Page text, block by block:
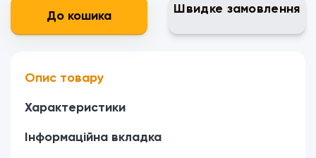
До кошика Швидке замовлення
Опис товару
Характеристики
Інформаційна вкладка